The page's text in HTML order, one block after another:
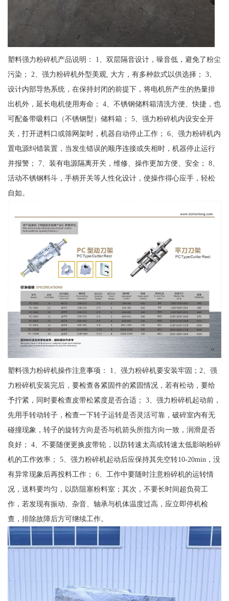
塑料强力粉碎机产品说明： 1、双层隔音设计，噪音低，避免了粉尘
污染； 2、强力粉碎机外型美观, 大方，有多种款式以供选择； 3、
设计内部导热系统，在保持封闭的前提下，将电机所产生的热量排
出机外，延长电机使用寿命； 4、不锈钢储料箱清洗方便、快捷，也
可配备带吸料口（不锈钢型）储料箱； 5、强力粉碎机内设安全开
关，打开进料口或筛网架时，机器自动停止工作； 6、强力粉碎机内
置电源纠错装置，当发生错误的顺序连接或失相时，机器停止运行
并报警； 7、装有电源隔离开关，维修、操作更加方便、安全； 8、
活动不锈钢料斗，手柄开关等人性化设计，使操作得心应手，轻松
自如。
塑料强力粉碎机操作注意事项： 1、强力粉碎机要安装牢固；2、强
力粉碎机安装完后，要检查各紧固件的紧固情况，若有松动，要给
予拧紧，同时要检查皮带松紧度是否合适； 3、强力粉碎机起动前，
先用手转动转子，检查一下转子运转是否灵活可靠，破碎室内有无
碰撞现象，转子的旋转方向是否与机箭头所指方向一致，润滑是否
良好； 4、不要随便更换皮带轮，以防转速太高或转速太低影响粉碎
机的工作效率； 5、强力粉碎机起动后应保持其先空转10-20min，没
有异常现象后再投料工作； 6、工作中要随时注意粉碎机的运转情
况，送料要均匀，以防阻塞粉料室；其次，不要长时间超负荷工
作，若发现有振动、杂音、轴承与机体温度过高，应立即停机检
查，排除故障后方可继续工作。